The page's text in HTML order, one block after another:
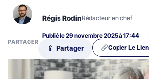
Régis RodinRédacteur en chef
Publié le 29 novembre 2025 à 17:44
PARTAGER
⇪ Partager Copier Le Lien